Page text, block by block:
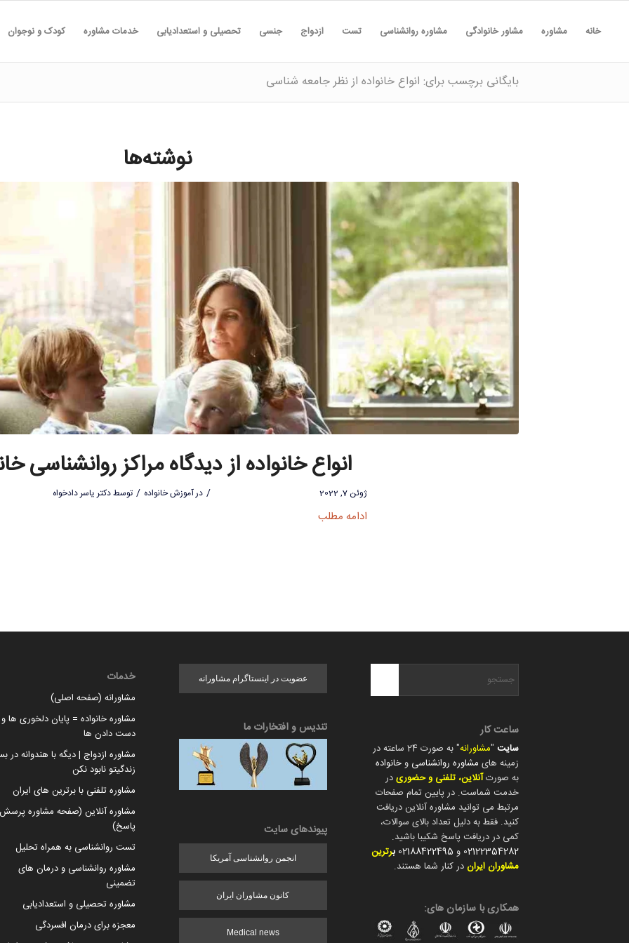
خانه مشاوره مشاور خانوادگی مشاوره روانشناسی تست ازدواج جنسی تحصیلی و استعدادیابی خدمات مشاوره کودک و نوجوان
بایگانی برچسب برای: انواع خانواده از نظر جامعه شناسی
نوشته‌ها
انواع خانواده از دیدگاه مراکز روانشناسی
ژوئن 7, 2022 / درآموزش خانواده / توسطدکتر یاسر دادخواه
ادامه مطلب
ساعت کار
سایت "مشاورانه
" به صورت 24 ساعته در
زمینه های مشاوره روانشناسی و خانواده
به صورتآنلاین، تلفنی و حضوریدر
خدمت شماست. در پایین تمام صفحات
مرتبط می توانید مشاوره آنلاین دریافت
کنید. فقط به دلیل تعداد بالای سوالات،
کمی در دریافت پاسخ شکیبا باشید.
02122354282 و 02188422495 برترین
مشاوران ایراندر کنار شما هستند.
همکاری با سازمان های:
عضویت در اینستاگرام مشاورانه
تندیس و افتخارات ما
پیوندهای سایت
انجمن روانشناسی آمریکا
کانون مشاوران ایران
Medical news
خدمات
مشاورانه (صفحه اصلی)
مشاوره خانواده = پایان دلخوری ها و
دست دادن ها
مشاوره ازدواج | دیگه با هندوانه در
زندگیتو نابود نکن
مشاوره تلفنی با برترین های ایران
مشاوره آنلاین (صفحه مشاوره
پاسخ)
تست روانشناسی به همراه تحلیل
مشاوره روانشناسی و درمان های
تضمینی
مشاوره تحصیلی و استعدادیابی
معجزه برای درمان افسردگی